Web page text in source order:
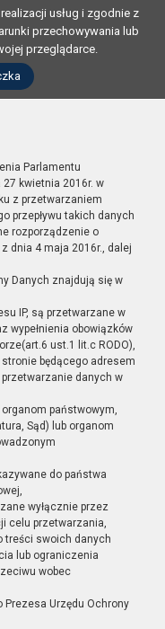
usług i zgodnie z
przechowywania lub
przeglądarce.
Parlamentu
27 kwietnia 2016r. w
z przetwarzaniem
przepływu takich danych
rozporządzenie o
dnia 4 maja 2016r., dalej
Danych znajdują się w
IP, są przetwarzane w
wypełnienia obowiązków
ust.1 lit.c RODO),
będącego adresem
danych w
państwowym,
Sąd) lub organom
do państwa
wyłącznie przez
celu przetwarzania,
treści swoich danych
lub ograniczenia
wobec
Prezesa Urzędu Ochrony